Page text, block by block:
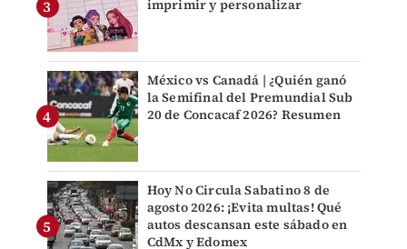
imprimir y personalizar
México vs Canadá | ¿Quién ganó
la Semifinal del Premundial Sub
20 de Concacaf 2026? Resumen
Hoy No Circula Sabatino 8 de
agosto 2026: ¡Evita multas! Qué
autos descansan este sábado en
CdMx y Edomex